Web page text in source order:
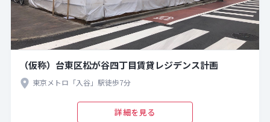
（仮称）台東区松が谷四丁目賃貸レジデンス計画
東京メトロ「入谷」駅徒歩7分
詳細を見る